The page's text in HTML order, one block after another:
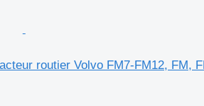
routier Volvo FM7-FM12, FM,